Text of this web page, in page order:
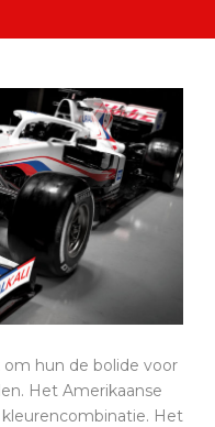
om hun de bolide voor
Het Amerikaanse
Het